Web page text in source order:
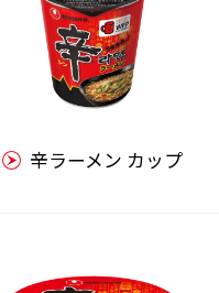
辛ラーメン カップ